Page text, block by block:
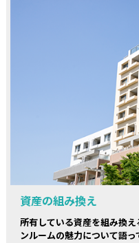
資産の組み換え
所有している資産を組み換
ンルームの魅力について語っ